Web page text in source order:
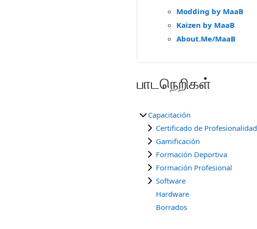
Modding by MaaB
Kaizen by MaaB
About.Me/MaaB
பாடநெறிகள்
Capacitación
Certificado de Profesionalidad
Gamificación
Formación Deportiva
Formación Profesional
Software
Hardware
Borrados